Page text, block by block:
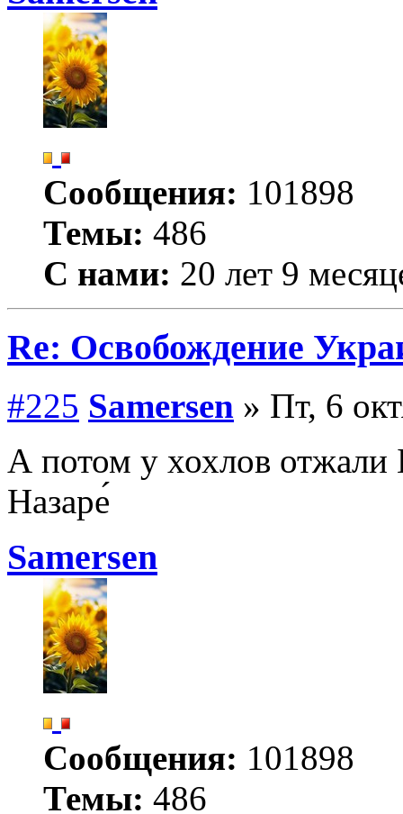
Сообщения: 101898
Темы: 486
С нами: 20 лет 9
Re: Освобождение
#225 Samersen » Пт, 6
А потом у хохлов отжали
Назаре́
Samersen
Сообщения: 101898
Темы: 486